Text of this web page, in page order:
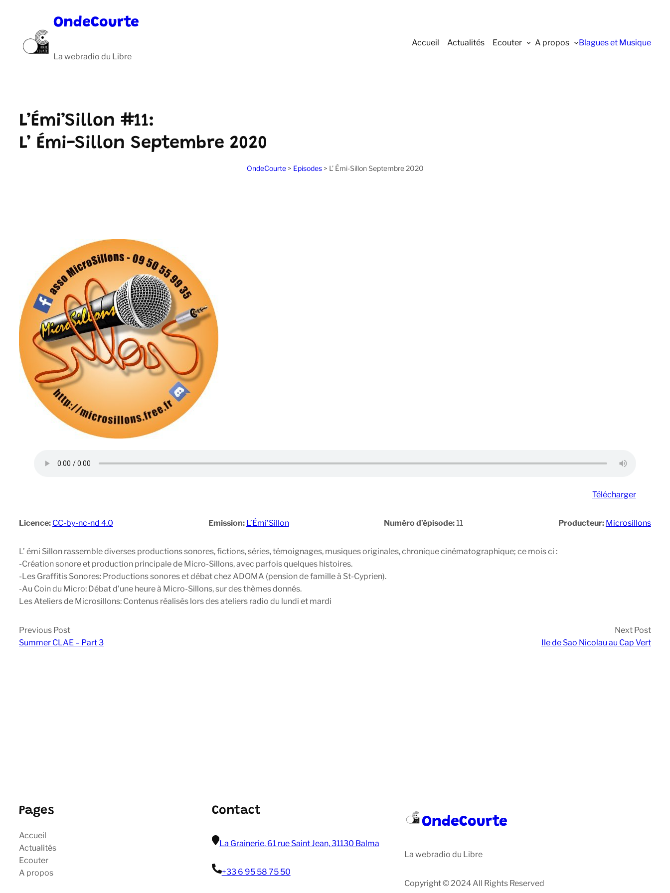
OndeCourte
La webradio du Libre
Accueil Actualités Ecouter A propos Blagues et Musique
L’Émi’Sillon #11:
L’ Émi-Sillon Septembre 2020
OndeCourte> Episodes> L’ Émi-Sillon Septembre 2020
Télécharger
Licence: CC-by-nc-nd 4.0 Emission: L’Émi’Sillon Numéro d’épisode:11 Producteur: Microsillons
L’ émi Sillon rassemble diverses productions sonores, fictions, séries, témoignages, musiques originales, chronique cinématographique; ce mois ci :
-Création sonore et production principale de Micro-Sillons, avec parfois quelques histoires.
-Les Graffitis Sonores: Productions sonores et débat chez ADOMA (pension de famille à St-Cyprien).
-Au Coin du Micro: Débat d’une heure à Micro-Sillons, sur des thèmes donnés.
Les Ateliers de Microsillons: Contenus réalisés lors des ateliers radio du lundi et mardi
Previous Post
Summer CLAE – Part 3
Next Post
Ile de Sao Nicolau au Cap Vert
Pages
Accueil
Actualités
Ecouter
A propos
Contact
La Grainerie, 61 rue Saint Jean, 31130 Balma
+33 6 95 58 75 50
OndeCourte
La webradio du Libre
Copyright © 2024 All Rights Reserved